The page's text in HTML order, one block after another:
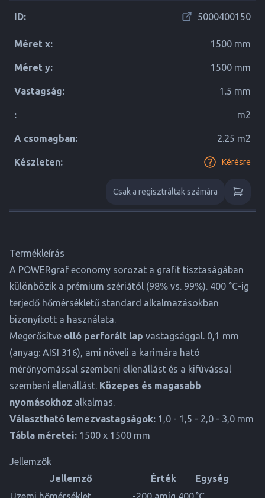
ID: 5000400150
Méret x: 1500 mm
Méret y: 1500 mm
Vastagság: 1.5 mm
: m2
A csomagban: 2.25 m2
Készleten: Kérésre
Csak a regisztráltak számára
Termékleírás
A POWERgraf economy sorozat a grafit tisztaságában
különbözik a prémium szériától (98% vs. 99%). 400 °C-ig
terjedő hőmérsékletű standard alkalmazásokban
bizonyított a használata.
Megerősítve olló perforált lap vastagsággal. 0,1 mm
(anyag: AISI 316), ami növeli a karimára ható
mérőnyomással szembeni ellenállást és a kifúvással
szembeni ellenállást. Közepes és magasabb
nyomásokhoz alkalmas.
Választható lemezvastagságok: 1,0 - 1,5 - 2,0 - 3,0 mm
Tábla méretei: 1500 x 1500 mm
Jellemzők
Jellemző
Érték
Egység